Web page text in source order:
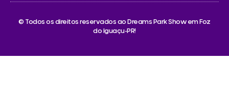
© Todos os direitos reservados ao Dreams Park Show em Foz
do Iguaçu-PR!